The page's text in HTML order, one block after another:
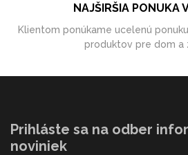
NAJŠIRŠIA PONUKA
Klientom ponúkame ucelenú
produktov pre dom a
Prihláste sa na odber
noviniek